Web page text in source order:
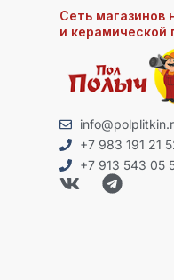
Сеть магазинов
и керамической
+7 983 191 21
+7 913 543 05